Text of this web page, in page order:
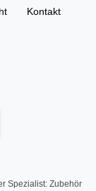
Kontakt
Spezialist: Zubehör